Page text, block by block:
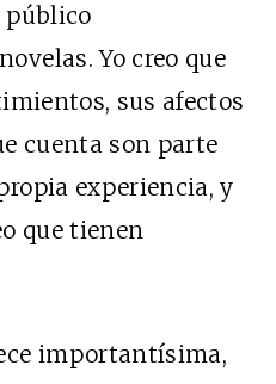
público
Yo creo que
sus afectos
cuenta son parte
experiencia, y
que tienen
importantísima,